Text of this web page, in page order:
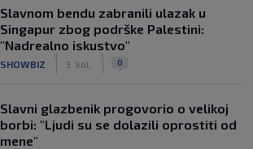
Slavnom bendu zabranili ulazak u
Singapur zbog podrške Palestini:
"Nadrealno iskustvo"
SHOWBIZ 3. kol. 0
Slavni glazbenik progovorio o velikoj
borbi: "Ljudi su se dolazili oprostiti od
mene"